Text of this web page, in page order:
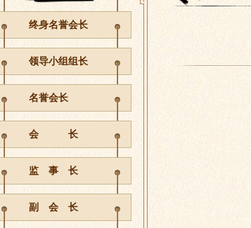
终身名誉会长
领导小组组长
名誉会长
会 长
监 事 长
副 会 长